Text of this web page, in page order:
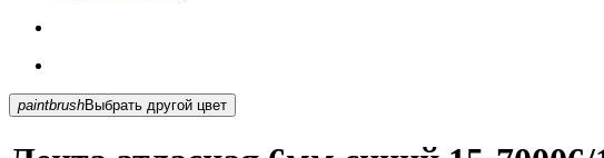
paintbrush Выбрать другой цвет